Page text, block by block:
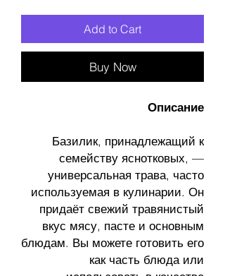
Add to Cart
Buy Now
Описание
Базилик, принадлежащий к
семейству яснотковых, —
универсальная трава, часто
используемая в кулинарии. Он
придаёт свежий травянистый
вкус мясу, пасте и основным
блюдам. Вы можете готовить его
как часть блюда или